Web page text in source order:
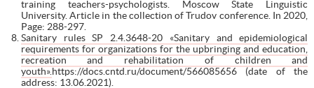
training teachers-psychologists. Moscow State Linguistic
University. Article in the collection of Trudov conference. In 2020,
Page: 288-297.
Sanitary rules SP 2.4.3648-20 «Sanitary and epidemiological
requirements for organizations for the upbringing and education,
recreation and rehabilitation of children and
youth».https://docs.cntd.ru/document/566085656 (date of the
address: 13.06.2021).